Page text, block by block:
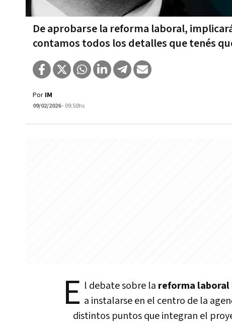
De aprobarse la reforma laboral,
contamos todos los detalles que tenés
Por IM
09/02/2026- 09:50hs
E l debate sobre la reforma laboral
a instalarse en el centro de la
distintos puntos que integran el